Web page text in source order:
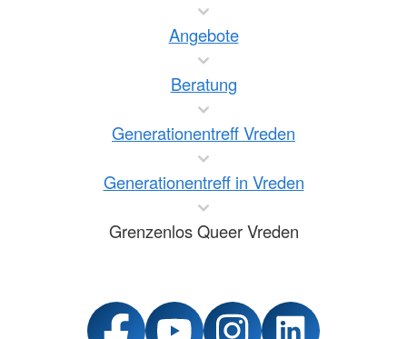
Angebote
Beratung
Generationentreff Vreden
Generationentreff in Vreden
Grenzenlos Queer Vreden